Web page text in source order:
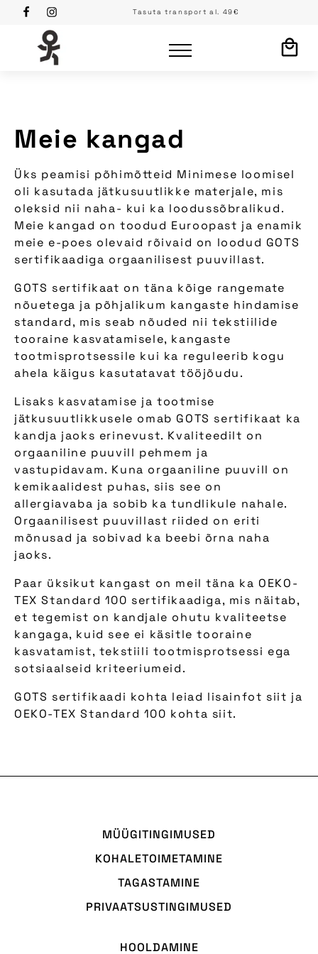
Tasuta transport al. 49€
Meie kangad
Üks peamisi põhimõtteid Minimese loomisel
oli kasutada jätkusuutlikke materjale, mis
oleksid nii naha- kui ka loodussõbralikud.
Meie kangad on toodud Euroopast ja enamik
meie e-poes olevaid rõivaid on loodud GOTS
sertifikaadiga orgaanilisest puuvillast.
GOTS sertifikaat on täna kõige rangemate
nõuetega ja põhjalikum kangaste hindamise
standard, mis seab nõuded nii tekstiilide
tooraine kasvatamisele, kangaste
tootmisprotsessile kui ka reguleerib kogu
ahela käigus kasutatavat tööjõudu.
Lisaks kasvatamise ja tootmise
jätkusuutlikkusele omab GOTS sertifikaat ka
kandja jaoks erinevust. Kvaliteedilt on
orgaaniline puuvill pehmem ja
vastupidavam. Kuna orgaaniline puuvill on
kemikaalidest puhas, siis see on
allergiavaba ja sobib ka tundlikule nahale.
Orgaanilisest puuvillast riided on eriti
mõnusad ja sobivad ka beebi õrna naha
jaoks.
Paar üksikut kangast on meil täna ka OEKO-
TEX Standard 100 sertifikaadiga, mis näitab,
et tegemist on kandjale ohutu kvaliteetse
kangaga, kuid see ei käsitle tooraine
kasvatamist, tekstiili tootmisprotsessi ega
sotsiaalseid kriteeriumeid.
GOTS sertifikaadi kohta leiad lisainfot siit ja
OEKO-TEX Standard 100 kohta siit.
MÜÜGITINGIMUSED
KOHALETOIMETAMINE
TAGASTAMINE
PRIVAATSUSTINGIMUSED
HOOLDAMINE